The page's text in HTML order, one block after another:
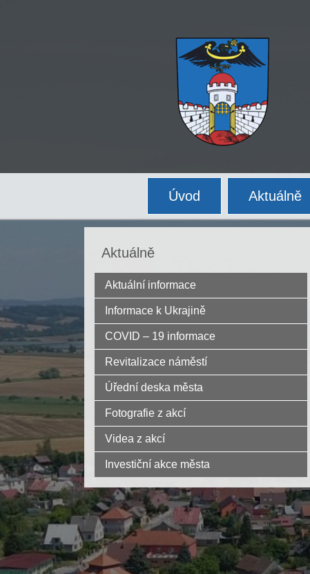
Úvod Aktuálně
Aktuálně
Aktuální informace
Informace k Ukrajině
COVID – 19 informace
Revitalizace náměstí
Úřední deska města
Fotografie z akcí
Videa z akcí
Investiční akce města